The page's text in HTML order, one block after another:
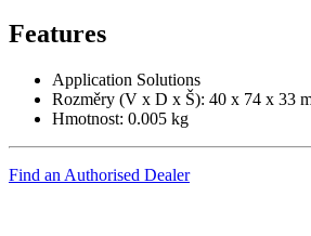
Features
Application Solutions
Rozměry (V x D x Š): 40 x 74 x 33
Hmotnost: 0.005 kg
Find an Authorised Dealer